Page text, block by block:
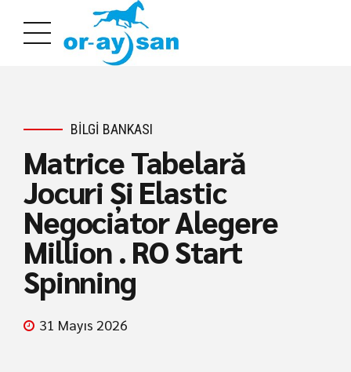
BILGI BANKASI
Matrice Tabelară
Jocuri Și Elastic
Negociator Alegere
Million . RO Start
Spinning
31 Mayıs 2026